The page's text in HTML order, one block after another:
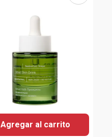
Agregar al carrito